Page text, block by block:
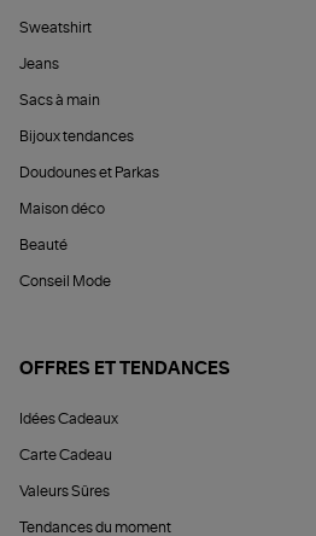
Sweatshirt
Jeans
Sacs à main
Bijoux tendances
Doudounes et Parkas
Maison déco
Beauté
Conseil Mode
OFFRES ET TENDANCES
Idées Cadeaux
Carte Cadeau
Valeurs Sûres
Tendances du moment